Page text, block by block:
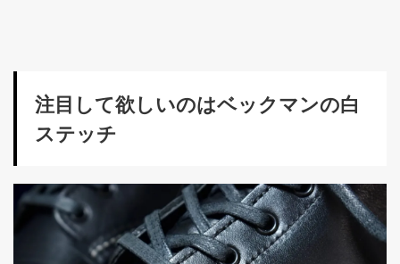
注目して欲しいのはベックマンの白
ステッチ